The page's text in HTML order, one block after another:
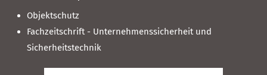
Objektschutz
Fachzeitschrift - Unternehmenssicherheit und
Sicherheitstechnik